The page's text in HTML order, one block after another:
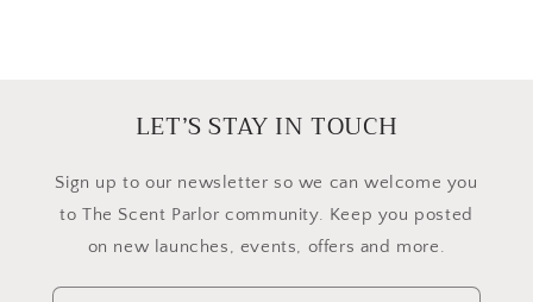
LET’S STAY IN TOUCH
​Sign up to our newsletter so we can welcome you
to The Scent Parlor community. Keep you posted
on new launches, events, offers and more.